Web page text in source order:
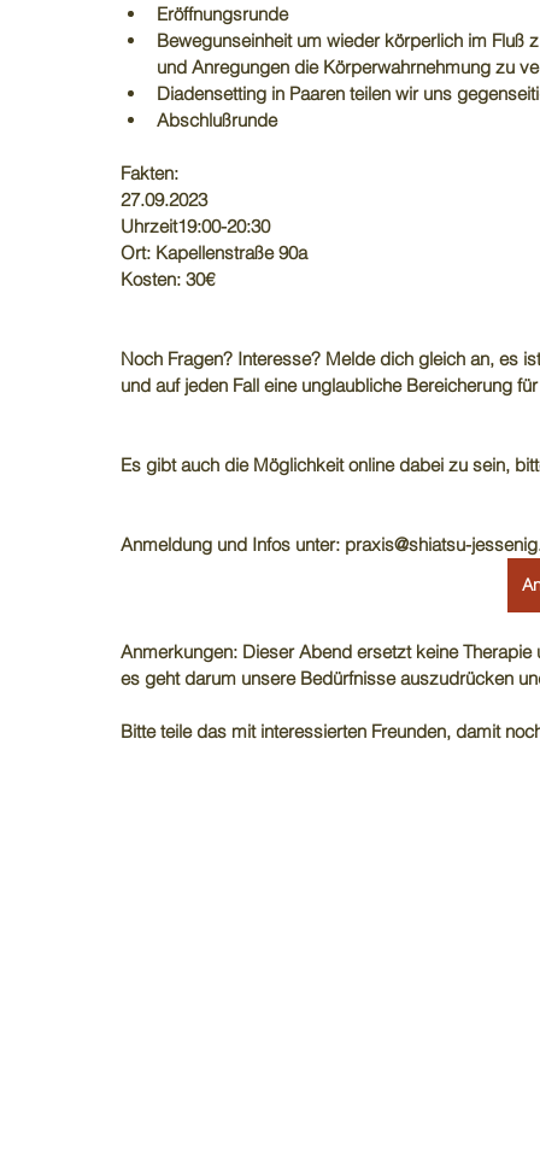
Eröffnungsrunde
Bewegunseinheit um wieder körperlich im
und Anregungen die Körperwahrnehmung zu
Diadensetting in Paaren teilen wir uns
Abschlußrunde
Fakten:
27.09.2023
Uhrzeit19:00-20:30
Ort: Kapellenstraße 90a
Kosten: 30€
Noch Fragen? Interesse? Melde dich gleich an, es
und auf jeden Fall eine unglaubliche Bereicherung
Es gibt auch die Möglichkeit online dabei zu sein,
Anmeldung und Infos unter: praxis@shiatsu-
Anmerkungen: Dieser Abend ersetzt keine
es geht darum unsere Bedürfnisse auszudrücken
Bitte teile das mit interessierten Freunden, damit